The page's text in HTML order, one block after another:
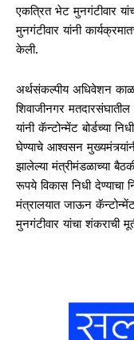
एकत्रित भेट मुनगंटीवार
मुनगंटीवार यांनी
केली.
अर्थसंकल्पीय अधिवेशन
शिवाजीनगर
यांनी कॅन्टोन्मेंट बोर्डच्या
घेण्याचे आश्वसन
झालेल्या मंत्रीमंडळाच्या
रूपये विकास निधी देण्याचा
मंत्रालयात जाऊन
मुनगंटीवार यांचा शंकराची